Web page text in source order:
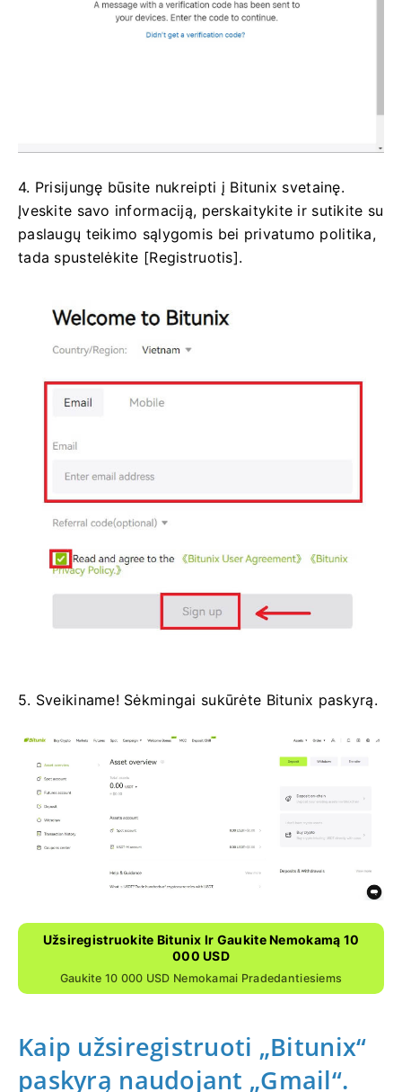
4. Prisijungę būsite nukreipti į Bitunix svetainę.
Įveskite savo informaciją, perskaitykite ir sutikite su
paslaugų teikimo sąlygomis bei privatumo politika,
tada spustelėkite [Registruotis].
5. Sveikiname! Sėkmingai sukūrėte Bitunix paskyrą.
Užsiregistruokite Bitunix Ir Gaukite Nemokamą 10
000 USD
Gaukite 10 000 USD Nemokamai Pradedantiesiems
Kaip užsiregistruoti „Bitunix“
paskyrą naudojant „Gmail“.